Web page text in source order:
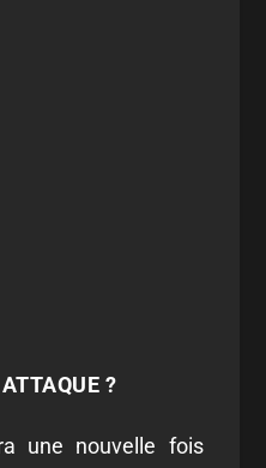
?
une nouvelle fois